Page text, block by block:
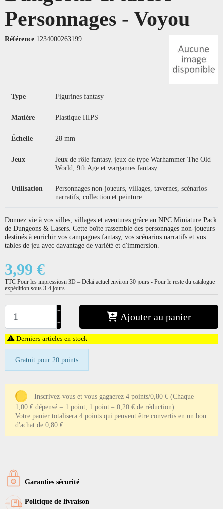
Personnages - Voyou
Référence 1234000263199
Type Figurines fantasy
Matière Plastique HIPS
Échelle 28 mm
Jeux
Jeux de rôle fantasy, jeux de type Warhammer The Old
World, 9th Age et wargames fantasy
Utilisation
Personnages non-joueurs, villages, tavernes, scénarios
narratifs, collection et peinture
Donnez vie à vos villes, villages et aventures grâce au NPC Miniature Pack
de Dungeons & Lasers. Cette boîte rassemble des personnages non-joueurs
destinés à enrichir vos campagnes fantasy, vos scénarios narratifs et vos
tables de jeu avec davantage de variété et d'immersion.
3,99 €
TTC Pour les impressiosn 3D – Délai actuel environ 30 jours - Pour le reste du catalogue
expédition sous 3-4 jours.
+
−
Ajouter au panier
Derniers articles en stock
Gratuit pour 20 points
Inscrivez-vous et vous gagnerez 4 points/0,80 € (Chaque
1,00 € dépensé = 1 point, 1 point = 0,20 € de réduction).
Votre panier totalisera 4 points qui peuvent être convertis en un bon
d'achat de 0,80 €.
Garanties sécurité
Politique de livraison